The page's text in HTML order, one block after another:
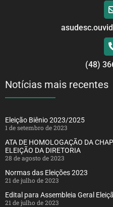
(48)
Notícias mais recentes
Eleição Biênio 2023/2025
1 de setembro de 2023
ATA DE HOMOLOGAÇÃO DA
ELEIÇÃO DA DIRETORIA
28 de agosto de 2023
Normas das Eleições 2023
21 de julho de 2023
Edital para Assembleia Geral
21 de julho de 2023